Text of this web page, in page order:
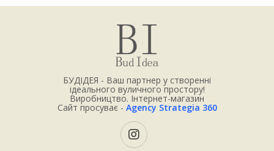
БУДІДЕЯ - Ваш партнер у створенні
ідеального вуличного простору!
Виробництво. Інтернет-магазин
Сайт просуває - Agency Strategia 360